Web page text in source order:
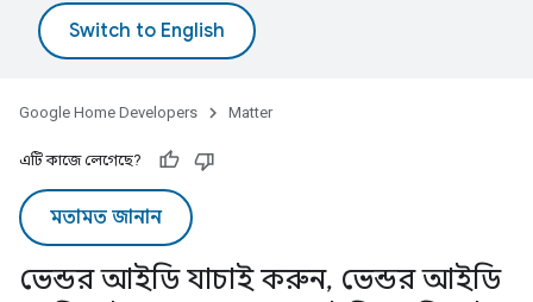
Google Home Developers Matter
এটি কাজে লেগেছে?
মতামত জানান
ভেন্ডর আইডি যাচাই করুন, ভেন্ডর আইডি